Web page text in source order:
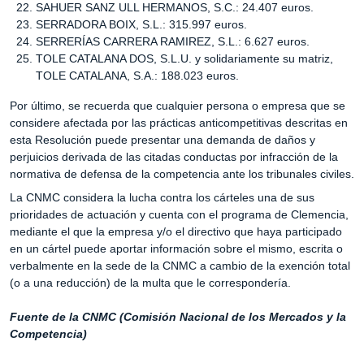
SAHUER SANZ ULL HERMANOS, S.C.: 24.407 euros.
SERRADORA BOIX, S.L.: 315.997 euros.
SERRERÍAS CARRERA RAMIREZ, S.L.: 6.627 euros.
TOLE CATALANA DOS, S.L.U. y solidariamente su matriz,
TOLE CATALANA, S.A.: 188.023 euros.
Por último, se recuerda que cualquier persona o empresa que se
considere afectada por las prácticas anticompetitivas descritas en
esta Resolución puede presentar una demanda de daños y
perjuicios derivada de las citadas conductas por infracción de la
normativa de defensa de la competencia ante los tribunales civiles.
La CNMC considera la lucha contra los cárteles una de sus
prioridades de actuación y cuenta con el programa de Clemencia,
mediante el que la empresa y/o el directivo que haya participado
en un cártel puede aportar información sobre el mismo, escrita o
verbalmente en la sede de la CNMC a cambio de la exención total
(o a una reducción) de la multa que le correspondería.
Fuente de la CNMC (Comisión Nacional de los Mercados y la
Competencia)